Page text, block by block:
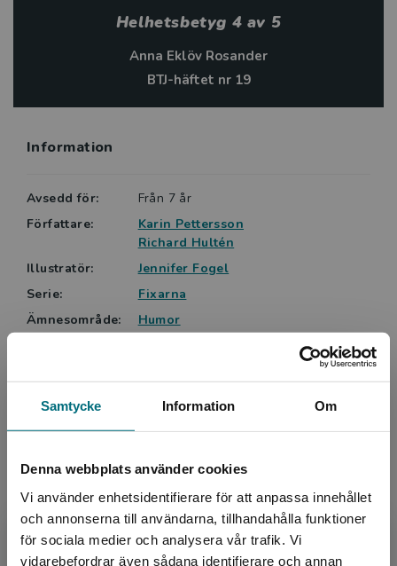
Samtycke Information Om
Denna webbplats använder cookies
Vi använder enhetsidentifierare för att anpassa innehållet
och annonserna till användarna, tillhandahålla funktioner
för sociala medier och analysera vår trafik. Vi
vidarebefordrar även sådana identifierare och annan
Begränsad fraktregion
Helhetsbetyg 4 av 5
Anna Eklöv Rosander
BTJ-häftet nr 19
Information
Avsedd för:
Från 7 år
Författare:
Karin Pettersson
Richard Hultén
Illustratör:
Jennifer Fogel
Serie:
Fixarna
Ämnesområde:
Humor
Vänskap
Språk:
Svenska
LIX:
ISBN:
9789180779883
Upplaga:
Första